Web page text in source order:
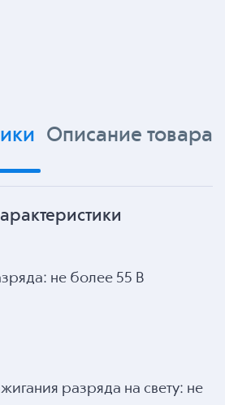
Описание товара
не более 55 В
разряда на свету: не